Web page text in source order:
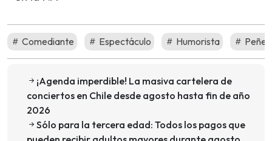
Comediante Espectáculo Humorista
¡Agenda imperdible! La masiva cartelera de
conciertos en Chile desde agosto hasta fin de año
2026
Sólo para la tercera edad: Todos los pagos que